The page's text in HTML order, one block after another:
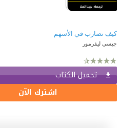
كيف تضارب في الأسهم
جيسي ليفرمور
تحميل الكتاب
اشترك الآن